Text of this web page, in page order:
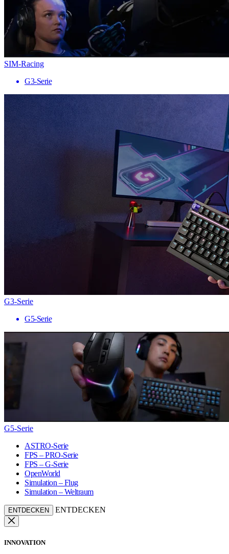
SIM-Racing
G3-Serie
G3-Serie
G5-Serie
G5-Serie
ASTRO-Serie
FPS – PRO-Serie
FPS – G-Serie
OpenWorld
Simulation – Flug
Simulation – Weltraum
ENTDECKEN ENTDECKEN
INNOVATION